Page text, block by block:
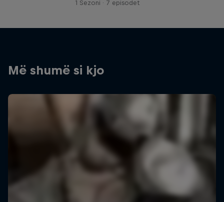
1 Sezoni · 7 episodet
Më shumë si kjo